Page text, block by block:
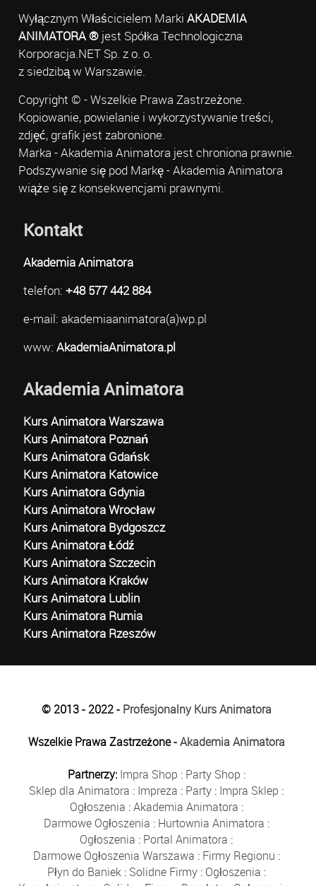
Wyłącznym Właścicielem Marki AKADEMIA
ANIMATORA ®jest Spółka Technologiczna
Korporacja.NET Sp. z o. o.
z siedzibą w Warszawie.
Copyright © - Wszelkie Prawa Zastrzeżone.
Kopiowanie, powielanie i wykorzystywanie treści,
zdjęć, grafik jest zabronione.
Marka - Akademia Animatora jest chroniona prawnie.
Podszywanie się pod Markę - Akademia Animatora
wiąże się z konsekwencjami prawnymi.
Kontakt
Akademia Animatora
telefon: +48 577 442 884
e-mail: akademiaanimatora(a)wp.pl
www: AkademiaAnimatora.pl
Akademia Animatora
Kurs Animatora Warszawa
Kurs Animatora Poznań
Kurs Animatora Gdańsk
Kurs Animatora Katowice
Kurs Animatora Gdynia
Kurs Animatora Wrocław
Kurs Animatora Bydgoszcz
Kurs Animatora Łódź
Kurs Animatora Szczecin
Kurs Animatora Kraków
Kurs Animatora Lublin
Kurs Animatora Rumia
Kurs Animatora Rzeszów
© 2013 - 2022 - Profesjonalny Kurs Animatora
Wszelkie Prawa Zastrzeżone -Akademia Animatora
Partnerzy: Impra Shop : Party Shop :
Sklep dla Animatora : Impreza : Party : Impra Sklep :
Ogłoszenia :Akademia Animatora :
Darmowe Ogłoszenia : Hurtownia Animatora :
Ogłoszenia : Portal Animatora :
Darmowe Ogłoszenia Warszawa : Firmy Regionu :
Płyn do Baniek: Solidne Firmy: Ogłoszenia :